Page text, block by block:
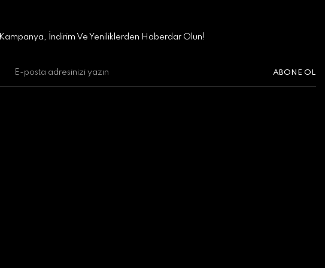
Kampanya, İndirim Ve Yeniliklerden Haberdar Olun!
ABONE OL